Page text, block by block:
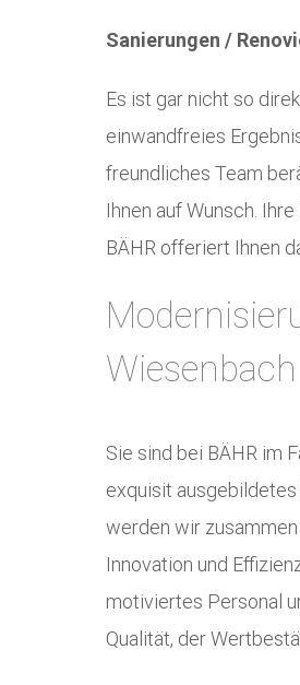
Sanierungen /
Es ist gar nicht so
einwandfreies
freundliches Team
Ihnen auf Wunsch.
BÄHR offeriert Ihnen
Sie sind bei BÄHR im
exquisit ausgebildetes
werden wir
Innovation und
motiviertes Personal
Qualität, der